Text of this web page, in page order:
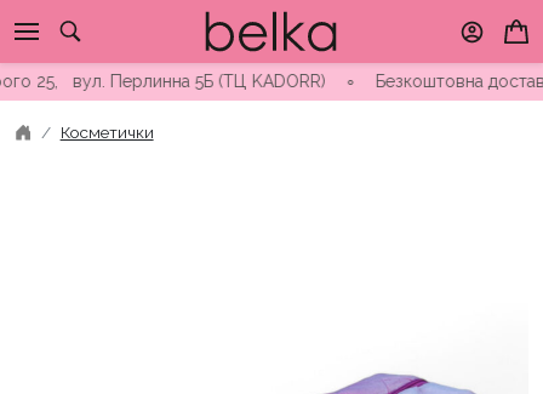
to
content
вул. Перлинна 5Б (ТЦ KADORR) ∘ Безкоштовна доставка від
Косметички